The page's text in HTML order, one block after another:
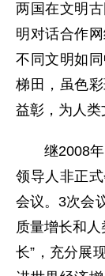
两国在文明
明对话合作
不同文明如
梯田，虽色
益彰，为人类
继2008
领导人非正
会议。3次会
质量增长和人
长”，充分展